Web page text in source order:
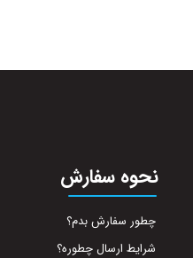
نحوه سفارش
چطور سفارش بدم؟
شرایط ارسال چطوره؟